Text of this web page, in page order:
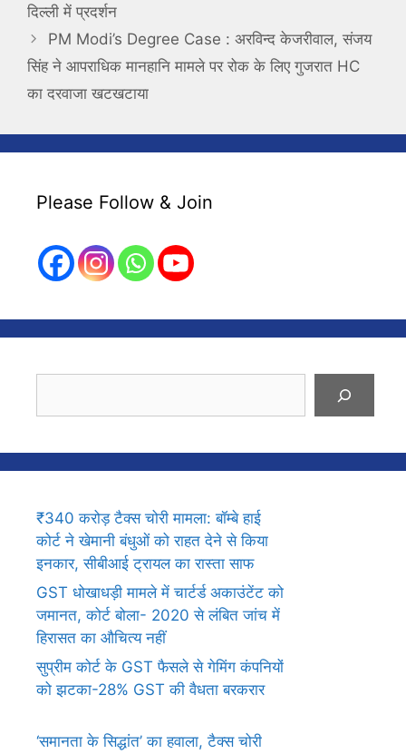
दिल्ली में प्रदर्शन
PM Modi’s Degree Case : अरविन्द केजरीवाल, संजय
सिंह ने आपराधिक मानहानि मामले पर रोक के लिए गुजरात HC
का दरवाजा खटखटाया
Please Follow & Join
₹340 करोड़ टैक्स चोरी मामला: बॉम्बे हाई
कोर्ट ने खेमानी बंधुओं को राहत देने से किया
इनकार, सीबीआई ट्रायल का रास्ता साफ
GST धोखाधड़ी मामले में चार्टर्ड अकाउंटेंट को
जमानत, कोर्ट बोला- 2020 से लंबित जांच में
हिरासत का औचित्य नहीं
सुप्रीम कोर्ट के GST फैसले से गेमिंग कंपनियों
को झटका-28% GST की वैधता बरकरार
‘समानता के सिद्धांत’ का हवाला, टैक्स चोरी